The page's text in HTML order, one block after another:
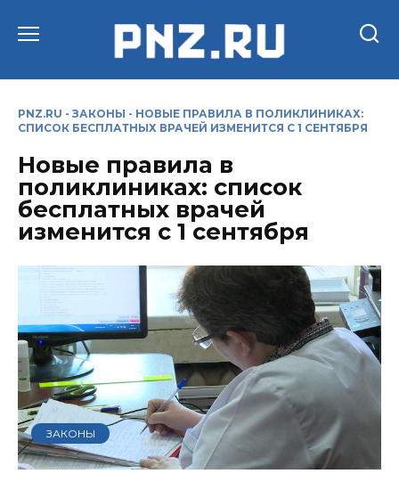
PNZ.RU - ЗАКОНЫ - НОВЫЕ ПРАВИЛА В ПОЛИКЛИНИКАХ:
СПИСОК БЕСПЛАТНЫХ ВРАЧЕЙ ИЗМЕНИТСЯ С 1 СЕНТЯБРЯ
Новые правила в
поликлиниках: список
бесплатных врачей
изменится с 1 сентября
ЗАКОНЫ